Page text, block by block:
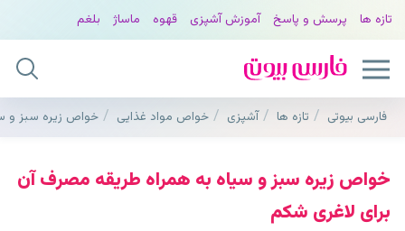
تازه ها پرسش و پاسخ آموزش آشپزی قهوه ماساژ بلغم
فارسی بیوتی تازه ها آشپزی خواص مواد غذایی خواص زیره سبز و
خواص زیره سبز و سیاه به همراه طریقه مصرف آن
برای لاغری شکم